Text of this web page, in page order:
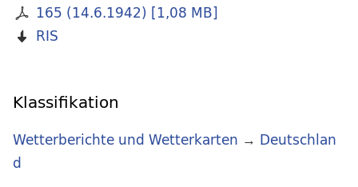
165 (14.6.1942) [1,08 MB]
RIS
Klassifikation
Wetterberichte und Wetterkarten → Deutschlan
d